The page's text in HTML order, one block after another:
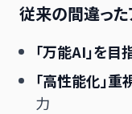
従来の間違っ
「万能AI」を目
「高性能化」重
力